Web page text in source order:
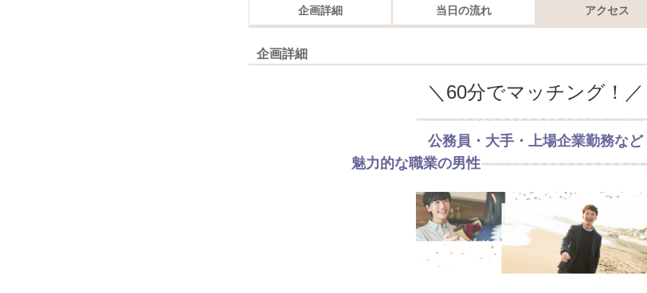
企画詳細 当日の流れ アクセス
企画詳細
＼60分でマッチング！／
公務員・大手・上場企業勤務など
魅力的な職業の男性